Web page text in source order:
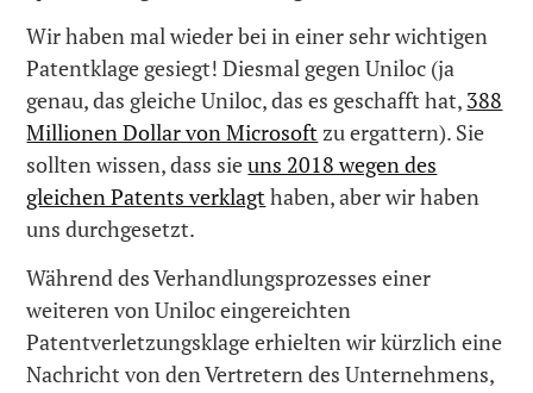
Wir haben mal wieder bei in einer sehr wichtigen
Patentklage gesiegt! Diesmal gegen Uniloc (ja
genau, das gleiche Uniloc, das es geschafft hat, 388
Millionen Dollar von Microsoftzu ergattern). Sie
sollten wissen, dass sieuns 2018 wegen des
gleichen Patents verklagthaben, aber wir haben
uns durchgesetzt.
Während des Verhandlungsprozesses einer
weiteren von Uniloc eingereichten
Patentverletzungsklage erhielten wir kürzlich eine
Nachricht von den Vertretern des Unternehmens,